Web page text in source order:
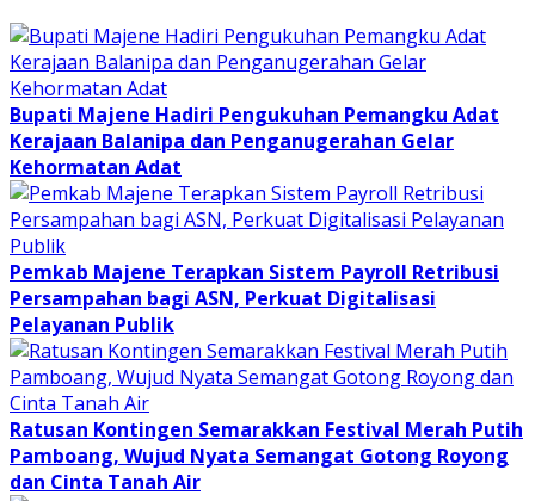
Bupati Majene Hadiri Pengukuhan Pemangku Adat
Kerajaan Balanipa dan Penganugerahan Gelar
Kehormatan Adat
Pemkab Majene Terapkan Sistem Payroll Retribusi
Persampahan bagi ASN, Perkuat Digitalisasi
Pelayanan Publik
Ratusan Kontingen Semarakkan Festival Merah Putih
Pamboang, Wujud Nyata Semangat Gotong Royong
dan Cinta Tanah Air